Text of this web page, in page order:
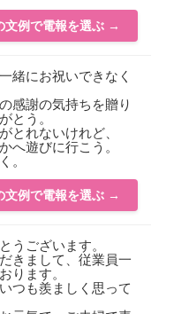
文例で電報を選ぶ →
緒にお祝いできなく
感謝の気持ちを贈り
とう。
とれないけれど、
へ遊びに行こう。
。
文例で電報を選ぶ →
うございます。
きまして、従業員一
ります。
つも羨ましく思って